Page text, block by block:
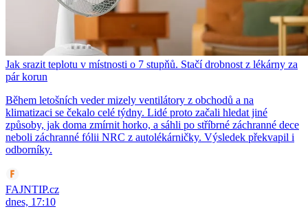
Jak srazit teplotu v místnosti o 7 stupňů. Stačí drobnost z lékárny za
pár korun
Během letošních veder mizely ventilátory z obchodů a na
klimatizaci se čekalo celé týdny. Lidé proto začali hledat jiné
způsoby, jak doma zmírnit horko, a sáhli po stříbrné záchranné dece
neboli záchranné fólii NRC z autolékárničky. Výsledek překvapil i
odborníky.
FAJNTIP.cz
dnes, 17:10